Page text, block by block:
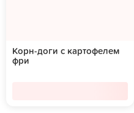
Корн-доги с картофелем
фри